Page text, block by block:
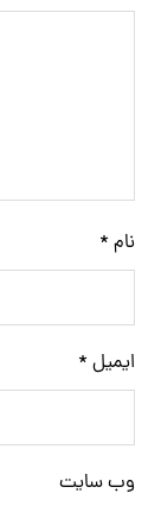
نام *
ایمیل *
وب‌ سایت